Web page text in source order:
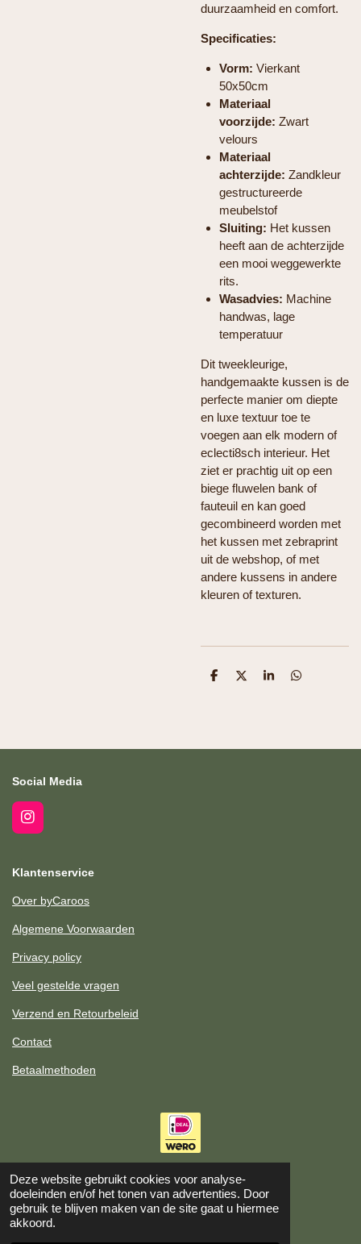
Deze website gebruikt cookies voor analyse-
doeleinden en/of het tonen van advertenties. Door
gebruik te blijven maken van de site gaat u hiermee
akkoord.
duurzaamheid en comfort.
Specificaties:
Vorm: Vierkant
50x50cm
Materiaal
voorzijde: Zwart
velours
Materiaal
achterzijde: Zandkleur
gestructureerde
meubelstof
Sluiting: Het kussen
heeft aan de achterzijde
een mooi weggewerkte
rits.
Wasadvies: Machine
handwas, lage
temperatuur
Dit tweekleurige,
handgemaakte kussen is de
perfecte manier om diepte
en luxe textuur toe te
voegen aan elk modern of
eclecti8sch interieur. Het
ziet er prachtig uit op een
biege fluwelen bank of
fauteuil en kan goed
gecombineerd worden met
het kussen met zebraprint
uit de webshop, of met
andere kussens in andere
kleuren of texturen.
D
D
S
D
Social Media
I
n
a
g
r
a
m
Klantenservice
Over byCaroos
Algemene Voorwaarden
Privacy policy
Veel gestelde vragen
Verzend en Retourbeleid
Contact
Betaalmethoden
© 2023 - 2026 byCaroos